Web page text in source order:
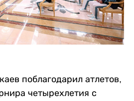
поблагодарил атлетов,
четырехлетия с